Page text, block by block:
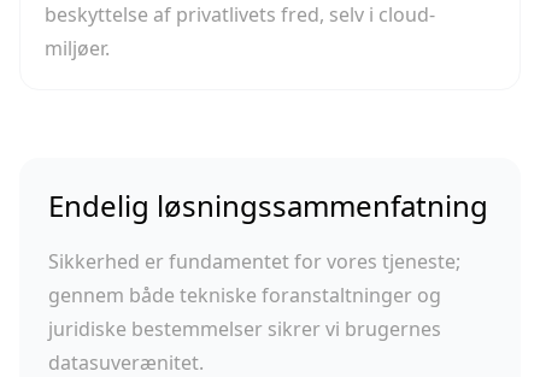
beskyttelse af privatlivets fred, selv i cloud-
miljøer.
Endelig løsningssammenfatning
Sikkerhed er fundamentet for vores tjeneste;
gennem både tekniske foranstaltninger og
juridiske bestemmelser sikrer vi brugernes
datasuverænitet.